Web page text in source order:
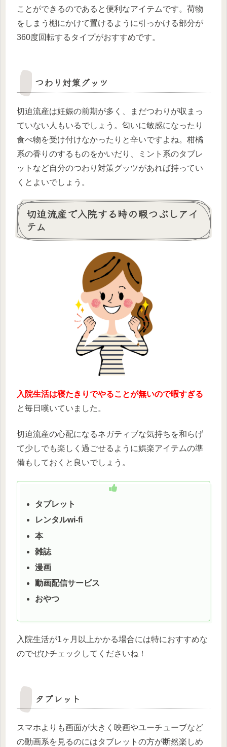
ことができるのであると便利なアイテムです。荷物
をしまう棚にかけて置けるように引っかける部分が
360度回転するタイプがおすすめです。
つわり対策グッツ
切迫流産は妊娠の前期が多く、まだつわりが収まっ
ていない人もいるでしょう。匂いに敏感になったり
食べ物を受け付けなかったりと辛いですよね。柑橘
系の香りのするものをかいだり、ミント系のタブレ
ットなど自分のつわり対策グッツがあれば持ってい
くとよいでしょう。
切迫流産で入院する時の暇つぶしアイ
テム
入院生活は寝たきりでやることが無いので暇すぎる
と毎日嘆いていました。
切迫流産の心配になるネガティブな気持ちを和らげ
て少しでも楽しく過ごせるように娯楽アイテムの準
備もしておくと良いでしょう。
タブレット
レンタルwi-fi
本
雑誌
漫画
動画配信サービス
おやつ
入院生活が1ヶ月以上かかる場合には特におすすめな
のでぜひチェックしてくださいね！
タブレット
スマホよりも画面が大きく映画やユーチューブなど
の動画系を見るのにはタブレットの方が断然楽しめ